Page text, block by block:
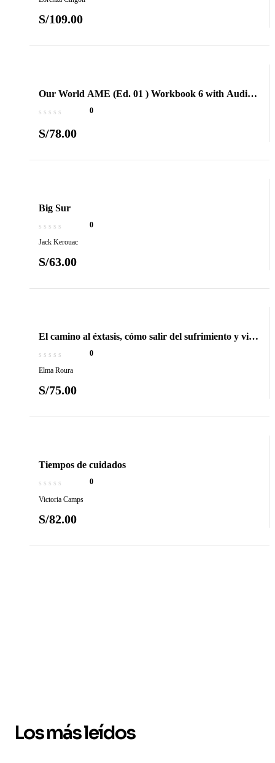
S/109.00
Our World AME (Ed. 01 ) Workbook 6 with Audio
CD
0
S/78.00
Big Sur
0
Jack Kerouac
S/63.00
El camino al éxtasis, cómo salir del sufrimiento y vivir
el gozo a través del tantra
0
Elma Roura
S/75.00
Tiempos de cuidados
0
Victoria Camps
S/82.00
Los más leídos